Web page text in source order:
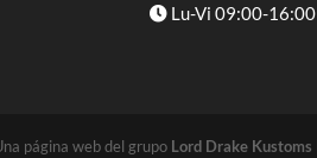
Lu-Vi 09:00-16:00
página web del grupo Lord Drake Kustoms